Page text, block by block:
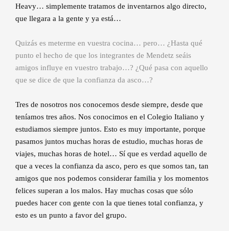
Heavy… simplemente tratamos de inventarnos algo directo,
que llegara a la gente y ya está…
Quizás es meterme en vuestra cocina… pero… ¿Hasta qué
punto el hecho de que los integrantes de Mendetz seáis
amigos influye en vuestro trabajo…? ¿Qué pasa con aquello
que se dice de que la confianza da asco…?
Tres de nosotros nos conocemos desde siempre, desde que
teníamos tres años. Nos conocimos en el Colegio Italiano y
estudiamos siempre juntos. Esto es muy importante, porque
pasamos juntos muchas horas de estudio, muchas horas de
viajes, muchas horas de hotel… Sí que es verdad aquello de
que a veces la confianza da asco, pero es que somos tan, tan
amigos que nos podemos considerar familia y los momentos
felices superan a los malos. Hay muchas cosas que sólo
puedes hacer con gente con la que tienes total confianza, y
esto es un punto a favor del grupo.